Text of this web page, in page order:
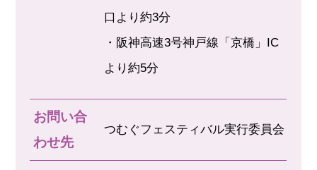
口より約3分
・阪神高速3号神戸線「京橋」IC
より約5分
お問い合
わせ先
つむぐフェスティバル実行委員会